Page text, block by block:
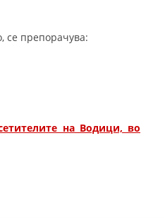
се препорачува:
на Водици, во